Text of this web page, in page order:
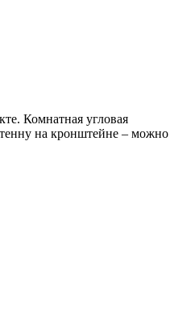
Комнатная угловая
на кронштейне – можно